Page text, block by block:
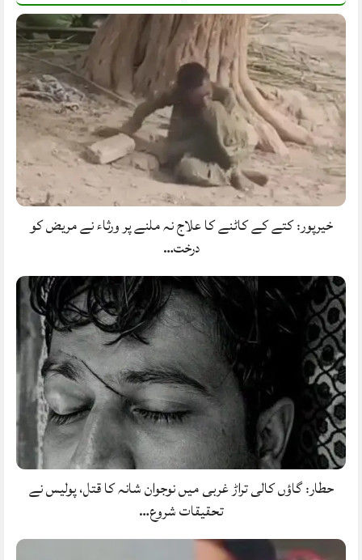
خیرپور: کتے کے کاٹنے کا علاج نہ ملنے پر ورثاء نے مریض کو
درخت…
حطار: گاؤں کالی تراڑ غربی میں نوجوان شانہ کا قتل، پولیس نے
تحقیقات شروع…